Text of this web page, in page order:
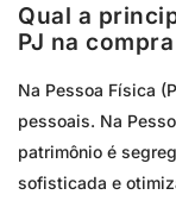
Qual a
PJ na
Na Pessoa Física
pessoais. Na
patrimônio é
sofisticada e